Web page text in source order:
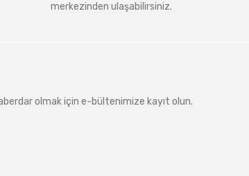
merkezinden ulaşabilirsiniz.
olmak için e-bültenimize kayıt olun.